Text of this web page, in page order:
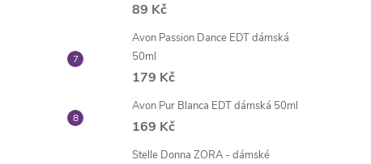
89 Kč
Avon Passion Dance EDT dámská
50ml
179 Kč
Avon Pur Blanca EDT dámská 50ml
169 Kč
Stelle Donna ZORA - dámské